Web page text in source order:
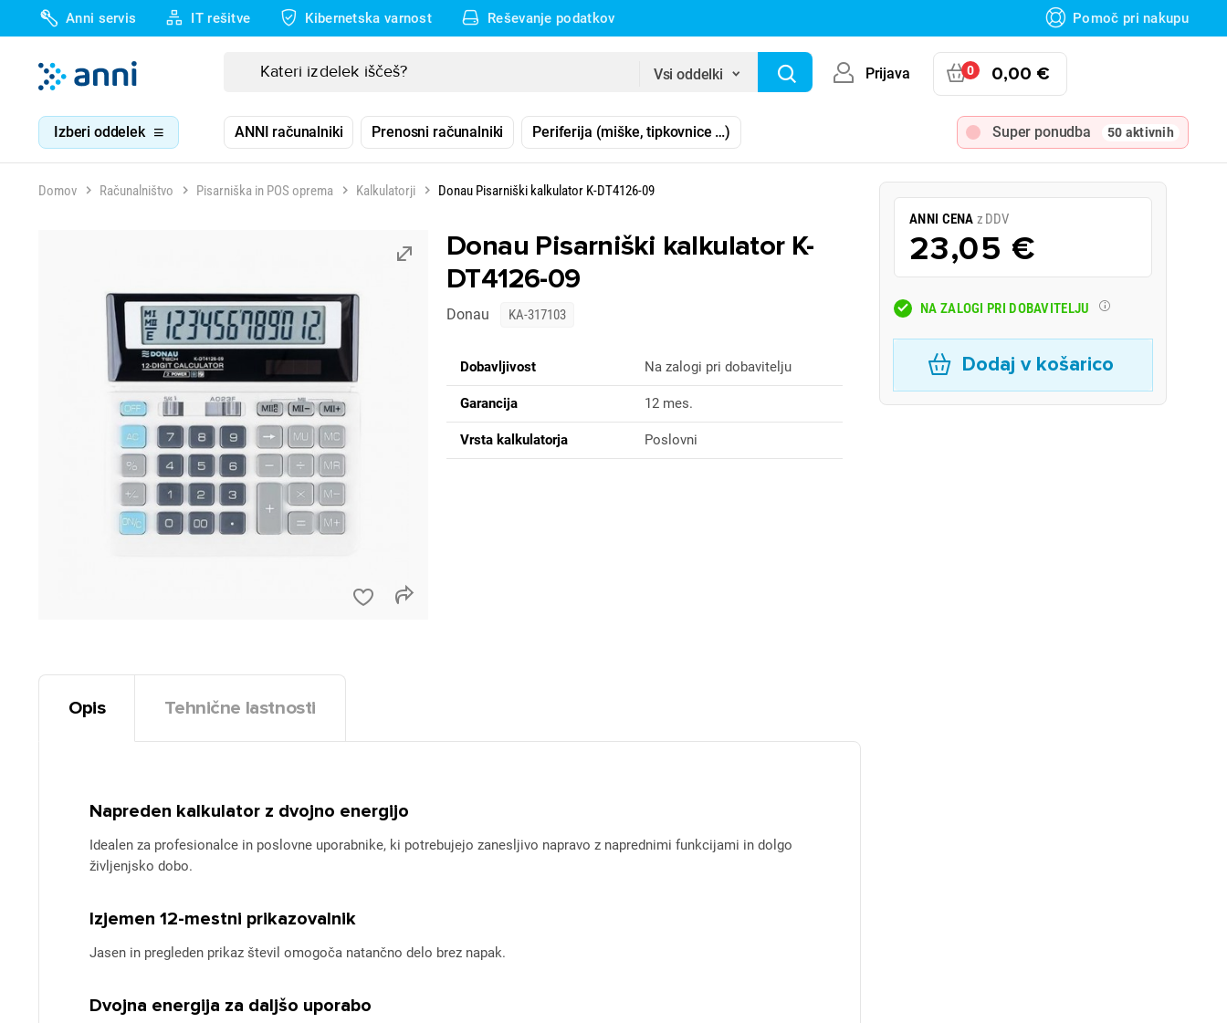
Anni servis IT rešitve Kibernetska varnost Reševanje podatkov Pomoč pri nakupu
Vsi oddelki Prijava 0 0,00 €
Izberi oddelek ANNI računalniki Prenosni računalniki Periferija (miške, tipkovnice …) Super ponudba 50 aktivnih
Domov Računalništvo Pisarniška in POS oprema Kalkulatorji Donau Pisarniški kalkulator K-DT4126-09
Donau Pisarniški kalkulator K-
DT4126-09
Donau KA-317103
Dobavljivost Na zalogi pri dobavitelju
Garancija 12 mes.
Vrsta kalkulatorja Poslovni
ANNI CENA z DDV
23,05 €
NA ZALOGI PRI DOBAVITELJU
Dodaj v košarico
Opis Tehnične lastnosti
Napreden kalkulator z dvojno energijo
Idealen za profesionalce in poslovne uporabnike, ki potrebujejo zanesljivo napravo z naprednimi funkcijami in dolgo
življenjsko dobo.
Izjemen 12-mestni prikazovalnik
Jasen in pregleden prikaz števil omogoča natančno delo brez napak.
Dvojna energija za daljšo uporabo